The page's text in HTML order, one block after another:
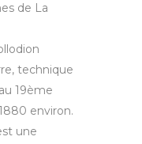
de La
technique
19ème
environ.
une